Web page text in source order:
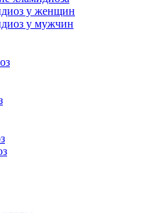
у женщин
у мужчин